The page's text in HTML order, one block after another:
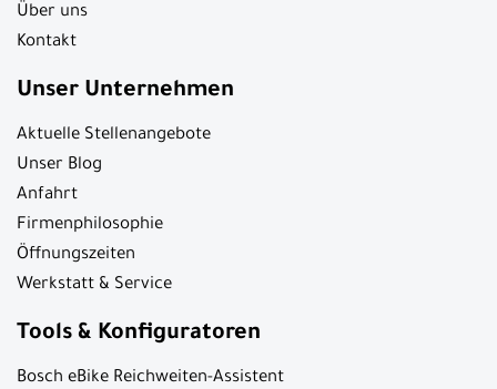
Über uns
Kontakt
Unser Unternehmen
Aktuelle Stellenangebote
Unser Blog
Anfahrt
Firmenphilosophie
Öffnungszeiten
Werkstatt & Service
Tools & Konfiguratoren
Bosch eBike Reichweiten-Assistent